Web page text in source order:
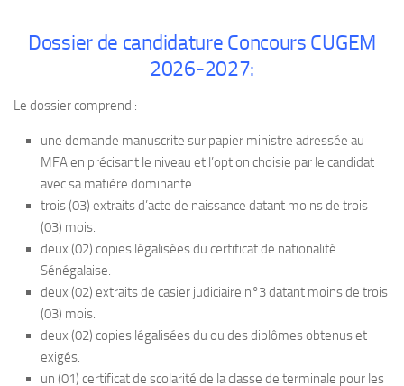
Dossier de candidature Concours CUGEM
2026-2027:
Le dossier comprend :
une demande manuscrite sur papier ministre adressée au
MFA en précisant le niveau et l’option choisie par le candidat
avec sa matière dominante.
trois (03) extraits d’acte de naissance datant moins de trois
(03) mois.
deux (02) copies légalisées du certificat de nationalité
Sénégalaise.
deux (02) extraits de casier judiciaire n°3 datant moins de trois
(03) mois.
deux (02) copies légalisées du ou des diplômes obtenus et
exigés.
un (01) certificat de scolarité de la classe de terminale pour les